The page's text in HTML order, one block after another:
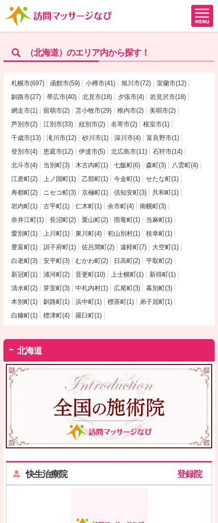
（北海道）のエリア内から探す！
札幌市(697) 函館市(59) 小樽市(41) 旭川市(72)
室蘭市(12)
釧路市(27)
帯広市(40) 北見市(18) 夕張市(4)
岩見沢市(18)
網走市(1)
留萌市(2) 苫小牧市(29) 稚内市(2)
美唄市(2)
芦別市(2)
江別市(33) 紋別市(2) 名寄市(2)
根室市(1)
千歳市(13)
滝川市(12) 砂川市(1) 深川市(4)
富良野市(1)
登別市(4)
恵庭市(12) 伊達市(5) 北広島市(11)
石狩市(14)
北斗市(4)
当別町(3) 木古内町(1) 七飯町(6) 森町(3)
八雲町(4)
江差町(2)
上ノ国町(1) 乙部町(1) 今金町(1)
せたな町(1)
寿都町(2)
ニセコ町(3) 京極町(1) 倶知安町(3)
共和町(1)
岩内町(1)
古平町(1) 仁木町(1) 余市町(4)
南幌町(3)
奈井江町(1)
長沼町(2) 栗山町(2) 雨竜町(1)
当麻町(1)
愛別町(1)
上川町(1) 東川町(4) 初山別村(1)
枝幸町(1)
豊富町(1)
訓子府町(1) 佐呂間町(2) 遠軽町(7)
大空町(1)
白老町(3)
安平町(3) むかわ町(2) 日高町(2)
平取町(2)
新冠町(1)
浦河町(2) 音更町(10) 上士幌町(1)
新得町(1)
清水町(2)
芽室町(3) 中札内村(1) 広尾町(3)
幕別町(3)
本別町(1)
釧路町(1) 浜中町(1) 標茶町(1)
弟子屈町(1)
白糠町(1)
標津町(4) 羅臼町(1)
北海道
快生治療院 登録院